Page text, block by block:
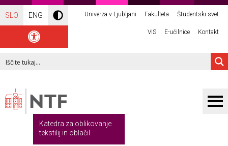
SLO ENG Univerza v Ljubljani Fakulteta Študentski svet
VIS E-učilnice Kontakt
Katedra za oblikovanje
tekstilij in oblačil